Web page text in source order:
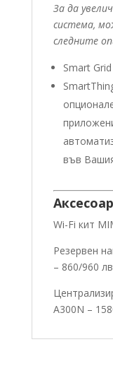
За да
система,
следните
Smart
във
Wi-Fi кит
Резервен
– 860/960
A300N –